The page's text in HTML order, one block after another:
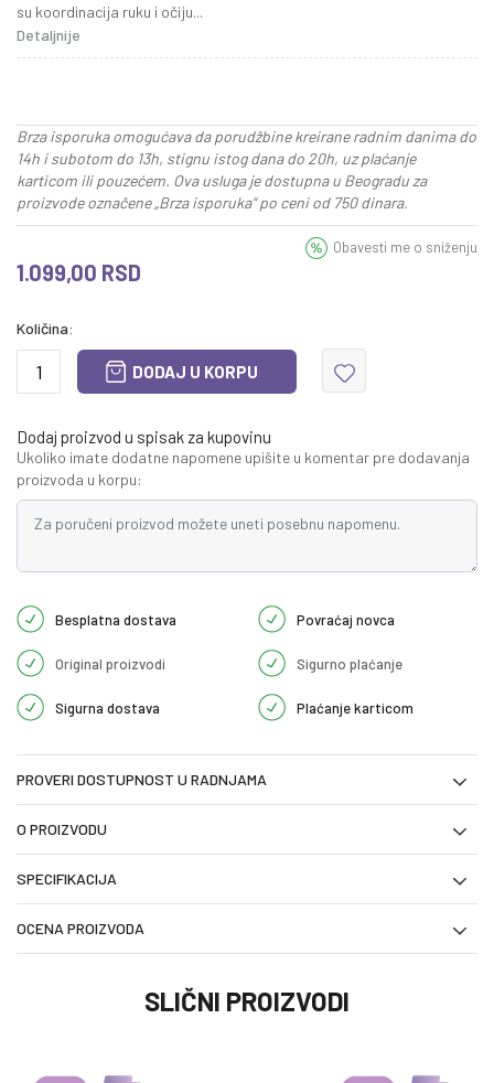
su koordinacija ruku i očiju...
Detaljnije
Brza isporuka omogućava da porudžbine kreirane radnim danima do
14h i subotom do 13h, stignu istog dana do 20h, uz plaćanje
karticom ili pouzećem. Ova usluga je dostupna u Beogradu za
proizvode označene „Brza isporuka“ po ceni od 750 dinara.
1.099,00 RSD
Obavesti me o sniženju
Količina:
DODAJ U KORPU
Dodaj proizvod u spisak za kupovinu
Ukoliko imate dodatne napomene upišite u komentar pre dodavanja
proizvoda u korpu:
Besplatna dostava Povraćaj novca
Original proizvodi Sigurno plaćanje
Sigurna dostava Plaćanje karticom
PROVERI DOSTUPNOST U RADNJAMA
O PROIZVODU
SPECIFIKACIJA
OCENA PROIZVODA
SLIČNI PROIZVODI